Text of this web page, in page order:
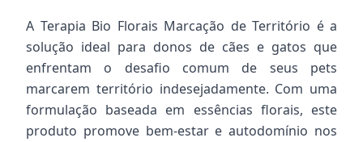
A Terapia Bio Florais Marcação de Território é a
solução ideal para donos de cães e gatos que
enfrentam o desafio comum de seus pets
marcarem território indesejadamente. Com uma
formulação baseada em essências florais, este
produto promove bem-estar e autodomínio nos